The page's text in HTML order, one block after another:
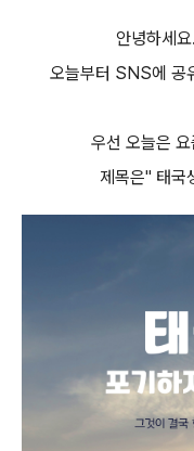
안녕하세
오늘부터 SNS에 공
우선 오늘은
제목은" 태국